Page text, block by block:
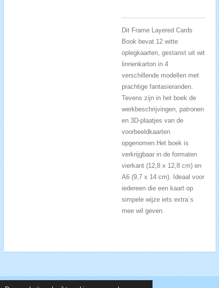
Dit Frame Layered Cards
Book bevat 12 witte
oplegkaarten, gestanst uit wit
linnenkarton in 4
verschillende modellen met
prachtige fantasieranden.
Tevens zijn in het boek de
werkbeschrijvingen, patronen
en 3D-plaatjes van de
voorbeeldkaarten
opgenomen.Het boek is
verkrijgbaar in de formaten
vierkant (12,8 x 12,8 cm) en
A6 (9,7 x 14 cm). Ideaal voor
iedereen die een kaart op
simpele wijze iets extra`s
mee wil geven.